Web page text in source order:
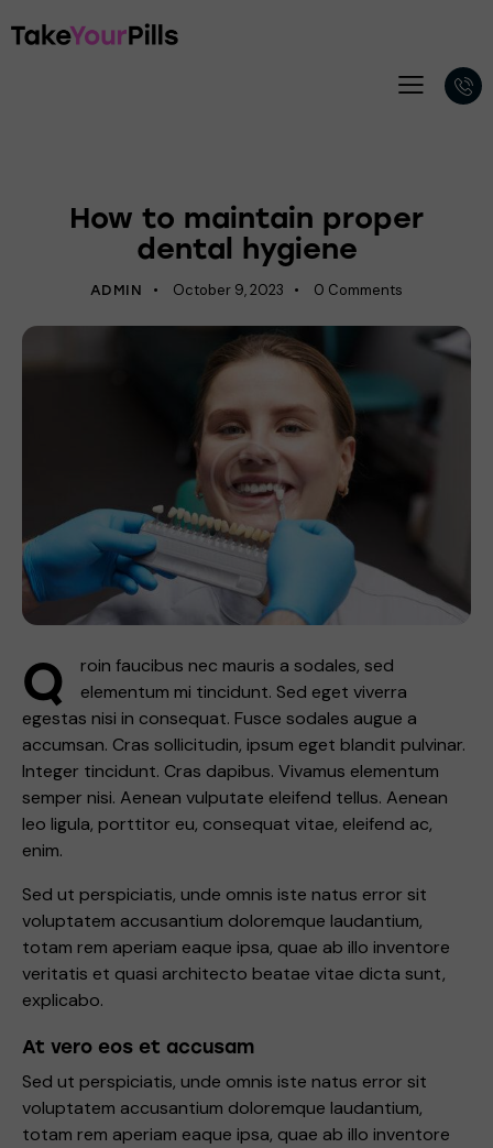
How to maintain proper
dental hygiene
ADMIN October 9, 2023 0 Comments
Q
roin faucibus nec mauris a sodales, sed
elementum mi tincidunt. Sed eget viverra
egestas nisi in consequat. Fusce sodales augue a
accumsan. Cras sollicitudin, ipsum eget blandit pulvinar.
Integer tincidunt. Cras dapibus. Vivamus elementum
semper nisi. Aenean vulputate eleifend tellus. Aenean
leo ligula, porttitor eu, consequat vitae, eleifend ac,
enim.
Sed ut perspiciatis, unde omnis iste natus error sit
voluptatem accusantium doloremque laudantium,
totam rem aperiam eaque ipsa, quae ab illo inventore
veritatis et quasi architecto beatae vitae dicta sunt,
explicabo.
At vero eos et accusam
Sed ut perspiciatis, unde omnis iste natus error sit
voluptatem accusantium doloremque laudantium,
totam rem aperiam eaque ipsa, quae ab illo inventore